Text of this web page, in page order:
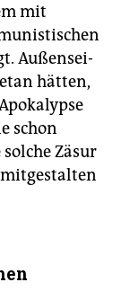
mit
Au­ßen­sei­
hätten,
schon
Zäsur